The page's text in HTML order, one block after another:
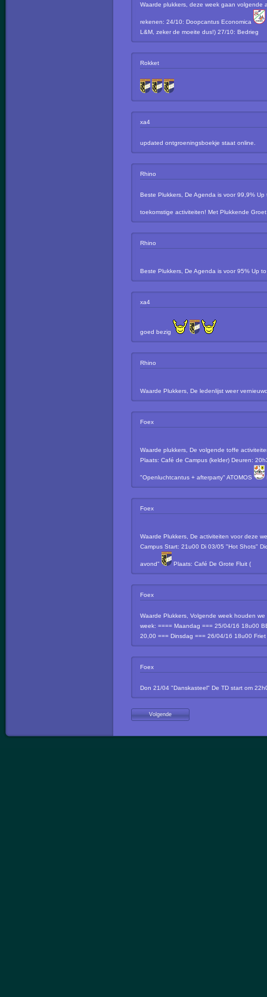
Waarde plukkers, deze week gaan volgende
rekenen: 24/10: Doopcantus Economica
L&M, zeker de moeite dus!) 27/10: Bedrieg
Rokket
xa4
updated ontgroeningsboekje staat online.
Rhino
Beste Plukkers, De Agenda is voor 99,9%
toekomstige activiteiten! Met Plukkende
Rhino
Beste Plukkers, De Agenda is voor 95% Up
xa4
goed bezig
Rhino
Waarde Plukkers, De ledenlijst weer
Foex
Waarde plukkers, De volgende toffe
Plaats: Café de Campus (kelder) Deuren:
"Openluchtcantus + afterparty" ATOMOS
Foex
Waarde Plukkers, De activiteiten voor deze
Campus Start: 21u00 Di 03/05 "Hot Shots"
avond" Plaats: Café De Grote Fluit (
Foex
Waarde Plukkers, Volgende week houden
week: ==== Maandag === 25/04/16 18u00
20,00 === Dinsdag === 26/04/16 18u00 Friet
Foex
Don 21/04 "Danskasteel" De TD start om